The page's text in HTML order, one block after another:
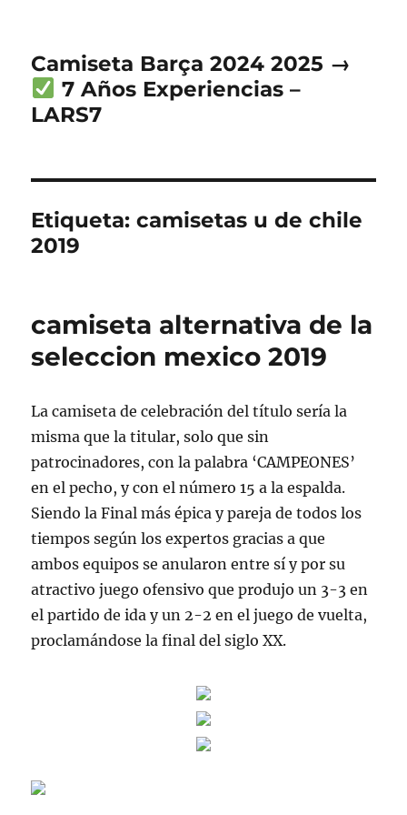
Camiseta Barça 2024 2025 →
7 Años Experiencias –
LARS7
Etiqueta:camisetas u de chile
2019
camiseta alternativa de la
seleccion mexico 2019
La camiseta de celebración del título sería la
misma que la titular, solo que sin
patrocinadores, con la palabra ‘CAMPEONES’
en el pecho, y con el número 15 a la espalda.
Siendo la Final más épica y pareja de todos los
tiempos según los expertos gracias a que
ambos equipos se anularon entre sí y por su
atractivo juego ofensivo que produjo un 3-3 en
el partido de ida y un 2-2 en el juego de vuelta,
proclamándose la final del siglo XX.